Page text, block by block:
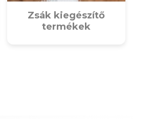
Zsák kiegészítő
termékek